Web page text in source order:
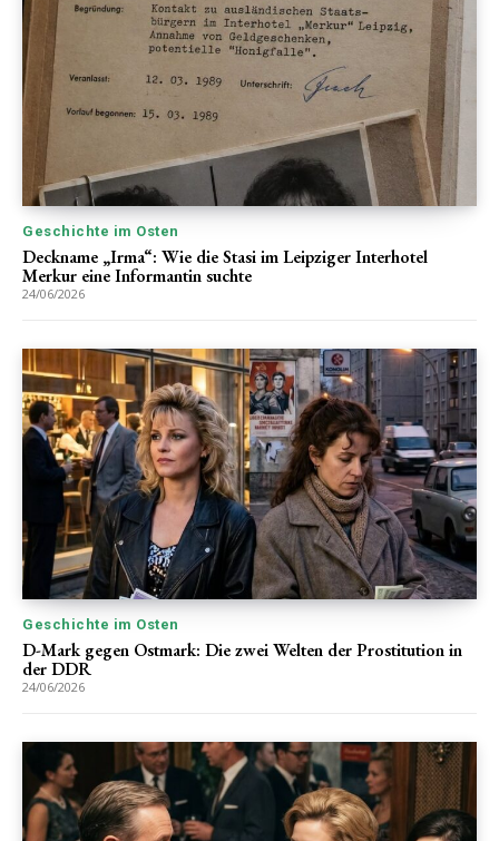
Geschichte im Osten
Deckname „Irma“: Wie die Stasi im Leipziger Interhotel
Merkur eine Informantin suchte
24/06/2026
Geschichte im Osten
D-Mark gegen Ostmark: Die zwei Welten der Prostitution in
der DDR
24/06/2026